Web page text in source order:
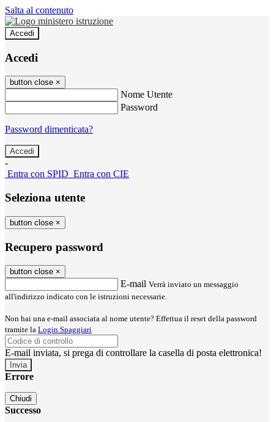
Salta al contenuto
Accedi
Accedi
button close ×
Nome Utente
Password
Password dimenticata?
-
Entra con SPID Entra con CIE
Seleziona utente
button close ×
Recupero password
button close ×
E-mail Verrà inviato un messaggio
all'indirizzo indicato con le istruzioni necessarie.
Non hai una e-mail associata al nome utente? Effettua il reset della password
tramite la Login Spaggiari
E-mail inviata, si prega di controllare la casella di posta elettronica!
Errore
Chiudi
Successo